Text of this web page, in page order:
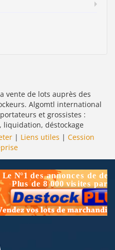
vente de lots auprès des
Algomtl international
et grossistes :
déstockage
| Liens utiles | Cession